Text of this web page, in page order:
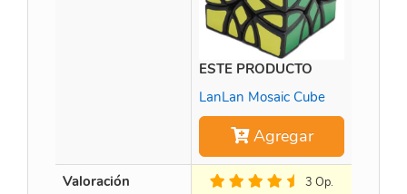
ESTE PRODUCTO
LanLan Mosaic Cube
Agregar
Valoración 3 Op.